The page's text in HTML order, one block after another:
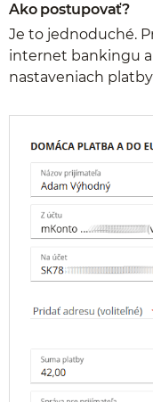
Ako postupovať?
Je to jednoduché.
internet bankingu
nastaveniach